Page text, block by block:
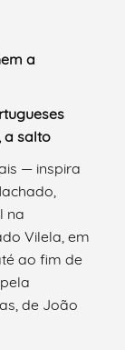
a
a salto
— inspira
na
Vilela, em
ao fim de
de João